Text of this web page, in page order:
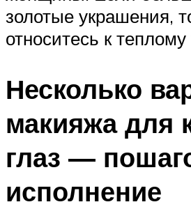
золотые украшения,
относитесь к
Несколько
макияжа для
глаз —
исполнение